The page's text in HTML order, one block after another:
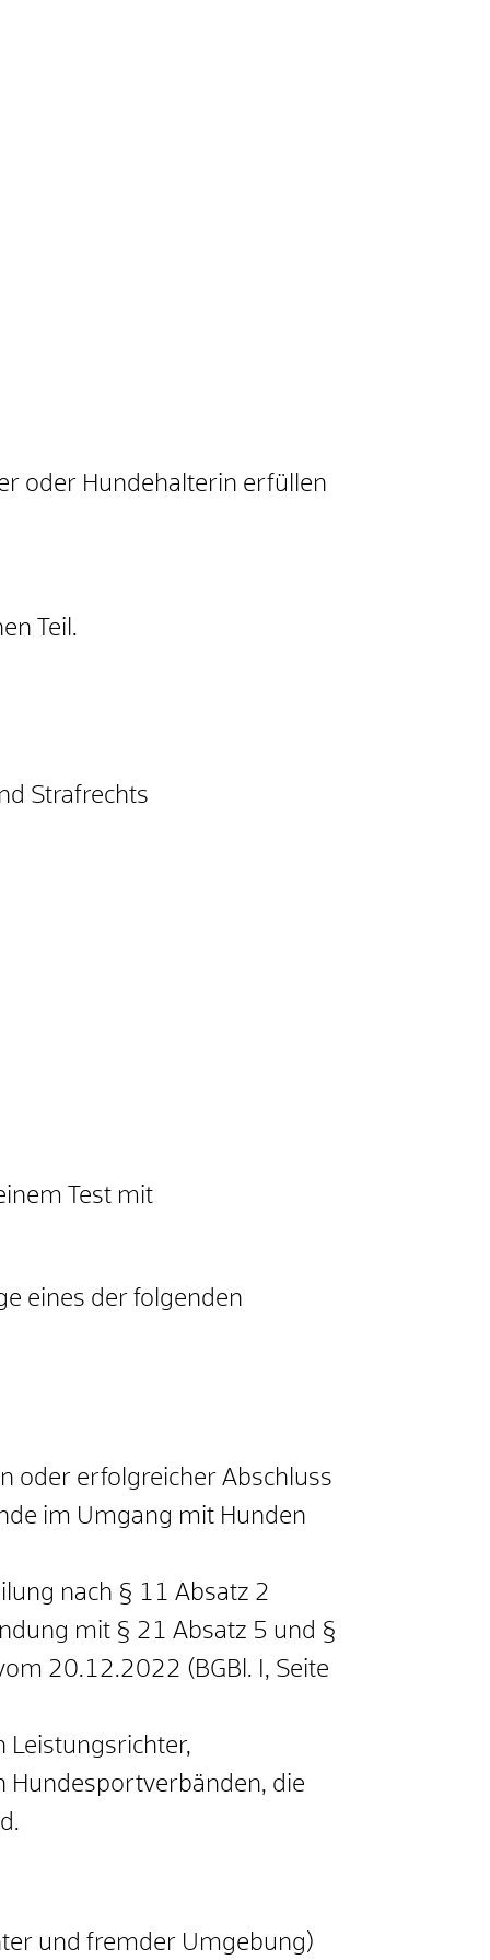
oder Hundehalterin erfüllen
Teil.
Strafrechts
Test mit
eines der folgenden
oder erfolgreicher Abschluss
im Umgang mit Hunden
nach § 11 Absatz 2
mit § 21 Absatz 5 und §
20.12.2022 (BGBl. I, Seite
Leistungsrichter,
Hundesportverbänden, die
und fremder Umgebung)